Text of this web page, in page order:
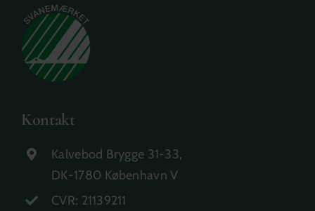
Kontakt
Kalvebod Brygge 31-33,
DK-1780 København V
CVR: 21139211